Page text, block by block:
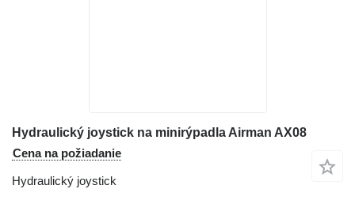
Hydraulický joystick na minirýpadla Airman AX08
Cena na požiadanie
Hydraulický joystick